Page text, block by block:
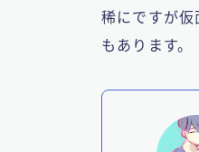
稀にですが仮
もあります。